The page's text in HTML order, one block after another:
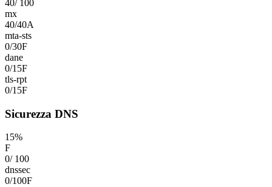
40/ 100
mx
40/40A
mta-sts
0/30F
dane
0/15F
tls-rpt
0/15F
Sicurezza DNS
15%
F
0/ 100
dnssec
0/100F